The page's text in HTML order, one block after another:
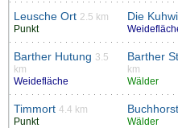
Leusche Ort 2.5 km
Punkt
Die
Barther Hutung 3.5
km
Weidefläche
Barther
km
Wälder
Timmort 4.4 km
Punkt
Buchhorst
Wälder